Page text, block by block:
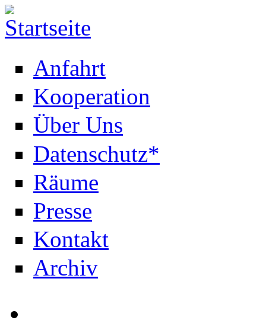
Anfahrt
Kooperation
Über Uns
Datenschutz*
Räume
Presse
Kontakt
Archiv